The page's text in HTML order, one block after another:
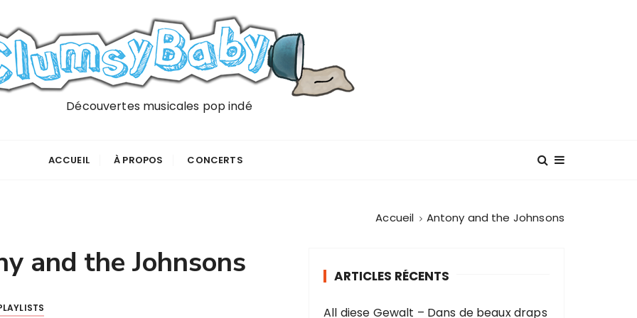
Découvertes musicales pop indé
ACCUEIL À PROPOS CONCERTS
Accueil Antony and the Johnsons
and the Johnsons ARTICLES RÉCENTS
All diese Gewalt – Dans de beaux draps